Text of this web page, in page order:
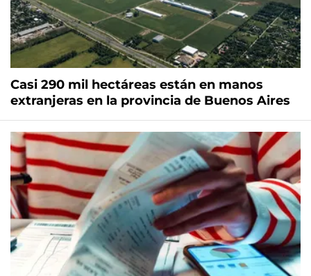
Casi 290 mil hectáreas están en manos
extranjeras en la provincia de Buenos Aires